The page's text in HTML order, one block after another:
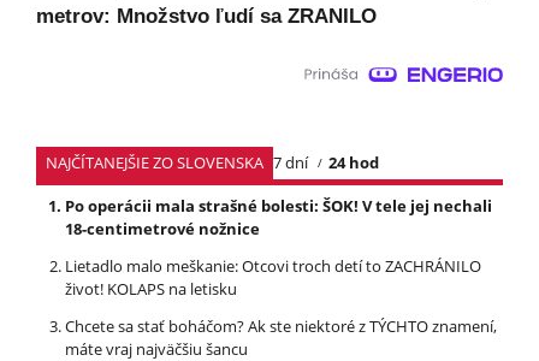
metrov: Množstvo ľudí sa ZRANILO
NAJČÍTANEJŠIE ZO SLOVENSKA 7 dní
24 hod
Po operácii mala strašné bolesti: ŠOK! V tele jej nechali
18-centimetrové nožnice
Lietadlo malo meškanie: Otcovi troch detí to ZACHRÁNILO
život! KOLAPS na letisku
Chcete sa stať boháčom? Ak ste niektoré z TÝCHTO znamení,
máte vraj najväčšiu šancu